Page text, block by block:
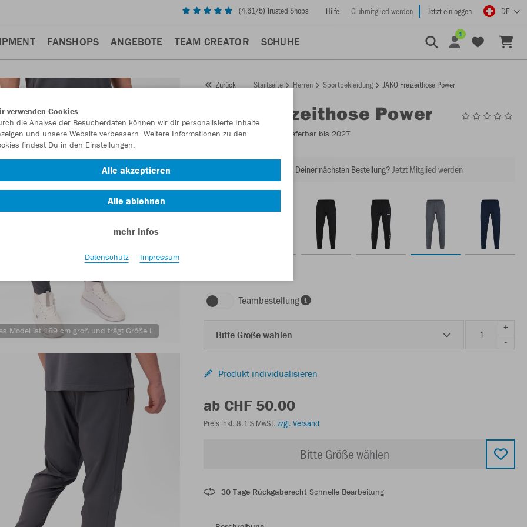
(4,61/5) Trusted Shops Hilfe Clubmitglied werden Jetzt einloggen DE
FANSHOPS ANGEBOTE TEAM CREATOR SCHUHE
1
Model ist 189 cm groß und trägt Größe L.
Zurück Startseite Herren Sportbekleidung JAKO Freizeithose Power
Freizeithose Power
Artikelnummer: - Lieferbar bis 2027
Lust auf 30% Rabatt bei Deiner nächsten Bestellung? Jetzt Mitglied werden
Teambestellung
Bitte Größe wählen
+
-
Produkt individualisieren
ab CHF 50.00
Preis inkl. 8.1% MwSt. zzgl. Versand
Bitte Größe wählen
30 Tage Rückgaberecht Schnelle Bearbeitung
verwenden Cookies
die Analyse der Besucherdaten können wir dir personalisierte Inhalte
und unsere Website verbessern. Weitere Informationen zu den
findest Du in den Einstellungen.
Alle akzeptieren
Alle ablehnen
mehr Infos
Datenschutz Impressum